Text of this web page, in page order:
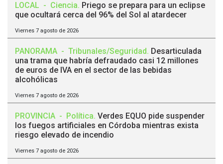
LOCAL - Ciencia. Priego se prepara para un eclipse
que ocultará cerca del 96% del Sol al atardecer
Viernes 7 agosto de 2026
PANORAMA - Tribunales/Seguridad. Desarticulada
una trama que habría defraudado casi 12 millones
de euros de IVA en el sector de las bebidas
alcohólicas
Viernes 7 agosto de 2026
PROVINCIA - Política. Verdes EQUO pide suspender
los fuegos artificiales en Córdoba mientras exista
riesgo elevado de incendio
Viernes 7 agosto de 2026